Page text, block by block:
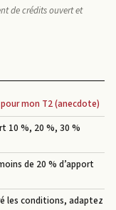
de crédits ouvert et
mon T2 (anecdote)
10 %, 20 %, 30 %
de 20 % d’apport
les conditions, adaptez